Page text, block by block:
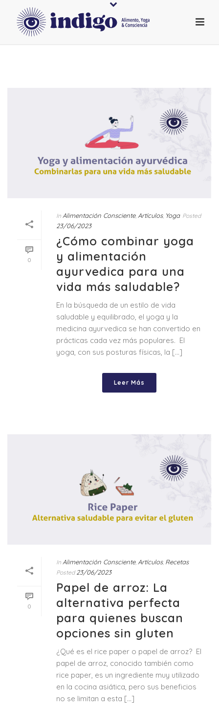
0
In Alimentación Consciente, Artículos, Yoga Posted
23/06/2023
¿Cómo combinar yoga
y alimentación
ayurvedica para una
vida más saludable?
En la búsqueda de un estilo de vida
saludable y equilibrado, el yoga y la
medicina ayurvedica se han convertido en
prácticas cada vez más populares. El
yoga, con sus posturas físicas, la [...]
Leer Más
0
In Alimentación Consciente, Artículos, Recetas
Posted 23/06/2023
Papel de arroz: La
alternativa perfecta
para quienes buscan
opciones sin gluten
¿Qué es el rice paper o papel de arroz? El
papel de arroz, conocido también como
rice paper, es un ingrediente muy utilizado
en la cocina asiática, pero sus beneficios
no se limitan a esta [...]